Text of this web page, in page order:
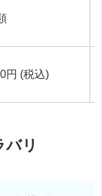
円 (税込)
リ